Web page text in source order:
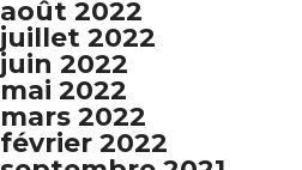
août 2022
juillet 2022
juin 2022
mai 2022
mars 2022
février 2022